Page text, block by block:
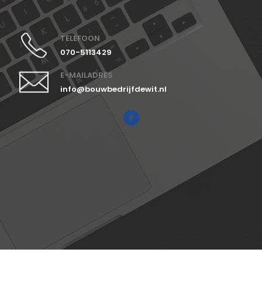
TELEFOON
070-5113429
E-MAILADRES
info@bouwbedrijfdewit.nl